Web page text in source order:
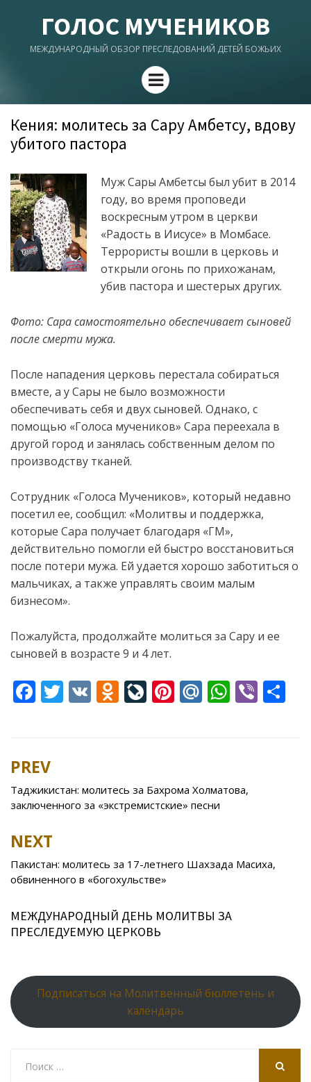
ГОЛОС МУЧЕНИКОВ
МЕЖДУНАРОДНЫЙ ОБЗОР ПРЕСЛЕДОВАНИЙ ДЕТЕЙ БОЖЬИХ
Menu
Кения: молитесь за Сару Амбетсу, вдову
убитого пастора
Муж Сары Амбетсы был убит в 2014
году, во время проповеди
воскресным утром в церкви
«Радость в Иисусе» в Момбасе.
Террористы вошли в церковь и
открыли огонь по прихожанам,
убив пастора и шестерых других.
Фото: Сара самостоятельно обеспечивает сыновей
после смерти мужа.
После нападения церковь перестала собираться
вместе, а у Сары не было возможности
обеспечивать себя и двух сыновей. Однако, с
помощью «Голоса мучеников» Сара переехала в
другой город и занялась собственным делом по
производству тканей.
Сотрудник «Голоса Мучеников», который недавно
посетил ее, сообщил: «Молитвы и поддержка,
которые Сара получает благодаря «ГМ»,
действительно помогли ей быстро восстановиться
после потери мужа. Ей удается хорошо заботиться о
мальчиках, а также управлять своим малым
бизнесом».
Пожалуйста, продолжайте молиться за Сару и ее
сыновей в возрасте 9 и 4 лет.
F
b
o
o
T V O
kl
as
ki
Li
u
r
Pi
st
M
u
W
A
p
Vi
Post
navigation
PREV
Таджикистан: молитесь за Бахрома Холматова,
заключенного за «экстремистские» песни
NEXT
Пакистан: молитесь за 17-летнего Шахзада Масиха,
обвиненного в «богохульстве»
МЕЖДУНАРОДНЫЙ ДЕНЬ МОЛИТВЫ ЗА
ПРЕСЛЕДУЕМУЮ ЦЕРКОВЬ
Подписаться на Молитвенный бюллетень и
календарь